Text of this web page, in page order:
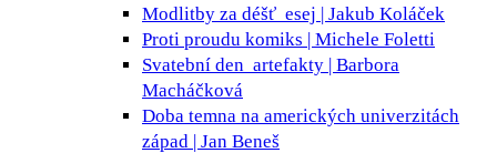
Modlitby za déšť esej | Jakub Koláček
Proti proudu komiks | Michele Foletti
Svatební den artefakty | Barbora
Macháčková
Doba temna na amerických univerzitách
západ | Jan Beneš